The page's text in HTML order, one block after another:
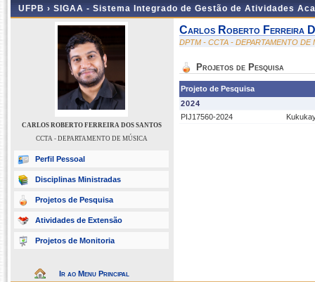
UFPB › SIGAA - Sistema Integrado de Gestão de Atividades
CARLOS ROBERTO FERREIRA DOS SANTOS
CCTA - DEPARTAMENTO DE MÚSICA
Perfil Pessoal
Disciplinas Ministradas
Projetos de Pesquisa
Atividades de Extensão
Projetos de Monitoria
Ir ao Menu Principal
Carlos Roberto Ferreira
DPTM - CCTA - DEPARTAMENTO DE
Projetos de Pesquisa
Projeto de Pesquisa
2024
PIJ17560-2024